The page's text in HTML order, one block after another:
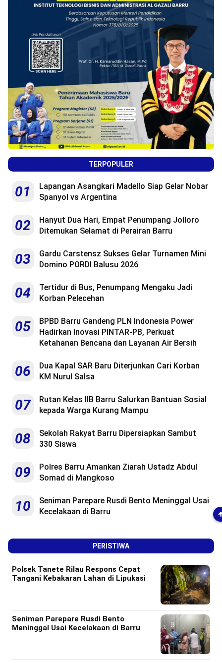
TERPOPULER
01
Lapangan Asangkari Madello Siap Gelar Nobar
Spanyol vs Argentina
02
Hanyut Dua Hari, Empat Penumpang Jolloro
Ditemukan Selamat di Perairan Barru
03
Gardu Carstensz Sukses Gelar Turnamen Mini
Domino PORDI Balusu 2026
04
Tertidur di Bus, Penumpang Mengaku Jadi
Korban Pelecehan
05
BPBD Barru Gandeng PLN Indonesia Power
Hadirkan Inovasi PINTAR-PB, Perkuat
Ketahanan Bencana dan Layanan Air Bersih
06
Dua Kapal SAR Baru Diterjunkan Cari Korban
KM Nurul Salsa
07
Rutan Kelas IIB Barru Salurkan Bantuan Sosial
kepada Warga Kurang Mampu
08
Sekolah Rakyat Barru Dipersiapkan Sambut
330 Siswa
09
Polres Barru Amankan Ziarah Ustadz Abdul
Somad di Mangkoso
10
Seniman Parepare Rusdi Bento Meninggal Usai
Kecelakaan di Barru
PERISTIWA
Polsek Tanete Rilau Respons Cepat
Tangani Kebakaran Lahan di Lipukasi
Seniman Parepare Rusdi Bento
Meninggal Usai Kecelakaan di Barru